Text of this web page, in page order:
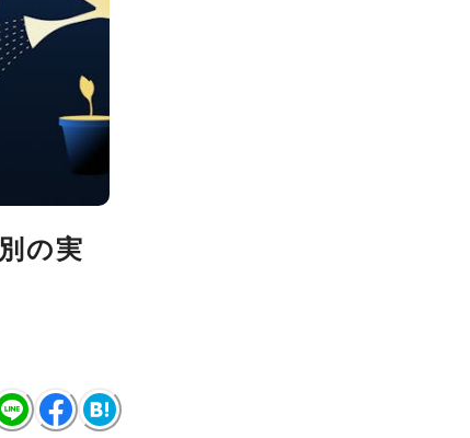
の実